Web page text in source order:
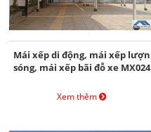
Mái xếp di động, mái xếp lượn
sóng, mái xếp bãi đỗ xe MX024
Xem thêm